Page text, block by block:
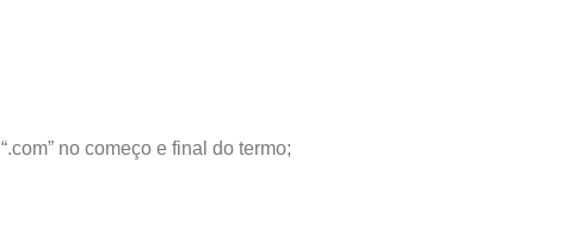
no começo e final do termo;